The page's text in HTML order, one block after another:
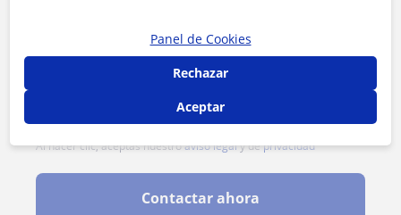
Al hacer clic, aceptas nuestroaviso legaly deprivacidad
Contactar ahora
Panel de Cookies
Rechazar
Aceptar